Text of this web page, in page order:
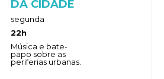
DA CIDADE
segunda
22h
Música e bate-
papo sobre as
periferias urbanas.